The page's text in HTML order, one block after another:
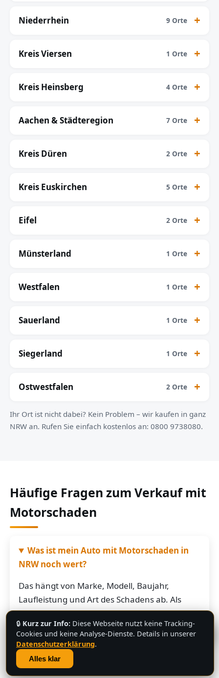
Niederrhein 9 Orte
Kreis Viersen 1 Orte
Kreis Heinsberg 4 Orte
Aachen & Städteregion 7 Orte
Kreis Düren 2 Orte
Kreis Euskirchen 5 Orte
Eifel 2 Orte
Münsterland 1 Orte
Westfalen 1 Orte
Sauerland 1 Orte
Siegerland 1 Orte
Ostwestfalen 2 Orte
Ihr Ort ist nicht dabei? Kein Problem – wir kaufen in ganz
NRW an. Rufen Sie einfach kostenlos an: 0800 9738080.
Häufige Fragen zum Verkauf mit
Motorschaden
Was ist mein Auto mit Motorschaden in
NRW noch wert?
Das hängt von Marke, Modell, Baujahr,
Laufleistung und Art des Schadens ab. Als
grobe Richtung: Fahrzeuge mit Motorschaden
bringen je nach Restwert der Karosserie und
der Teile oft noch mehrere hundert bis
mehrere tausend Euro. Schicken Sie uns die
Fahrzeugdaten – Sie bekommen von uns eine
💬
🔒 Kurz zur Info: Diese Webseite nutzt keine Tracking-
Cookies und keine Analyse-Dienste. Details in unserer
Datenschutzerklärung.
Alles klar